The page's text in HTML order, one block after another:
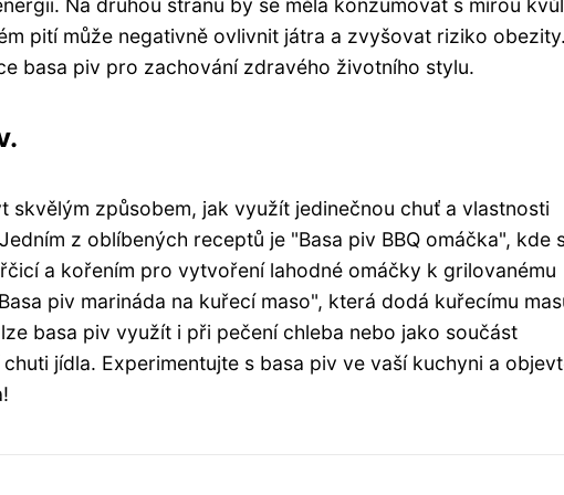
Na druhou stranu by se měla konzumovat s mírou
pití může negativně ovlivnit játra a zvyšovat riziko
basa piv pro zachování zdravého životního stylu.
skvělým způsobem, jak využít jedinečnou chuť a vlastnosti
z oblíbených receptů je "Basa piv BBQ omáčka", kde
a kořením pro vytvoření lahodné omáčky k grilovanému
piv marináda na kuřecí maso", která dodá kuřecímu
basa piv využít i při pečení chleba nebo jako součást
jídla. Experimentujte s basa piv ve vaší kuchyni a